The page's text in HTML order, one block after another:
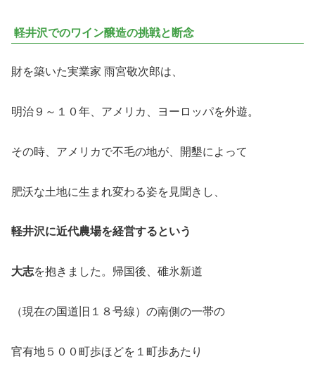
軽井沢でのワイン醸造の挑戦と断念
財を築いた実業家 雨宮敬次郎は、
明治９～１０年、アメリカ、ヨーロッパを外遊。
その時、アメリカで不毛の地が、開墾によって
肥沃な土地に生まれ変わる姿を見聞きし、
軽井沢に近代農場を経営するという
大志を抱きました。帰国後、碓氷新道
（現在の国道旧１８号線）の南側の一帯の
官有地５００町歩ほどを１町歩あたり